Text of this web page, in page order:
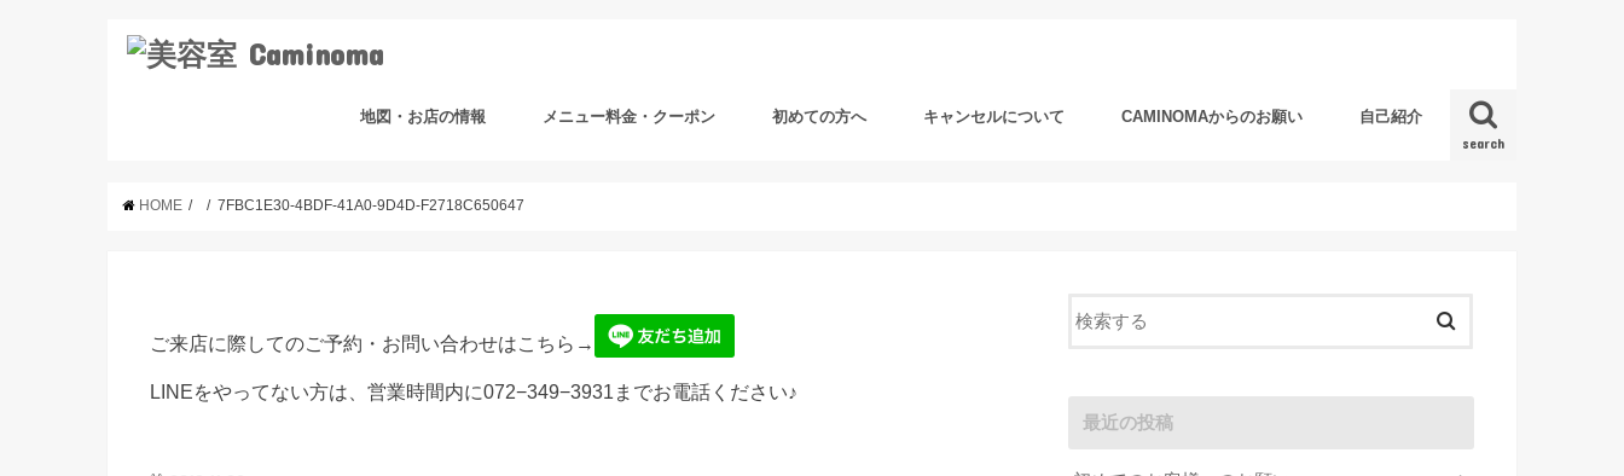
search
地図・お店の情報 メニュー料金・クーポン 初めての方へ キャンセルについて CAMINOMAからのお願い 自己紹介
HOME 7FBC1E30-4BDF-41A0-9D4D-F2718C650647
ご来店に際してのご予約・お問い合わせはこちら→
LINEをやってない方は、営業時間内に072−349−3931までお電話ください♪
最近の投稿